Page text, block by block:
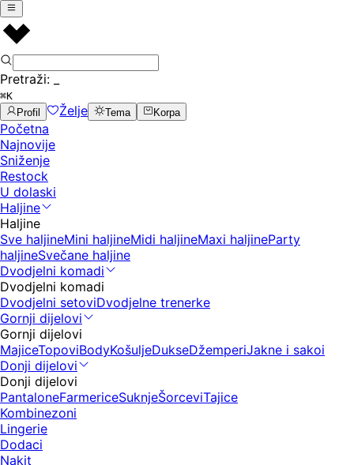
Pretraži:
⌘K
Profil
Želje Tema Korpa
Početna
Najnovije
Sniženje
Restock
U dolaski
Haljine
Haljine
Sve haljineMini haljineMidi haljineMaxi haljineParty
haljineSvečane haljine
Dvodjelni komadi
Dvodjelni komadi
Dvodjelni setoviDvodjelne trenerke
Gornji dijelovi
Gornji dijelovi
MajiceTopoviBodyKošuljeDukseDžemperiJakne i sakoi
Donji dijelovi
Donji dijelovi
PantaloneFarmericeSuknjeŠorceviTajice
Kombinezoni
Lingerie
Dodaci
Nakit